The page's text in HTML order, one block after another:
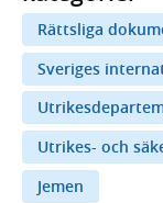
Rättsliga
Sveriges
Utrikes- och
Jemen